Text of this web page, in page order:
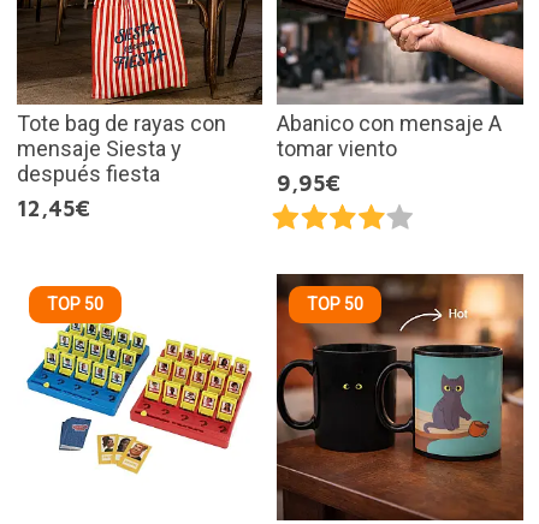
Tote bag de rayas con
mensaje Siesta y
después fiesta
12,45€
Abanico con mensaje A
tomar viento
9,95€
TOP 50 TOP 50